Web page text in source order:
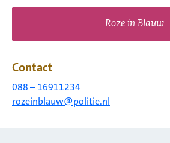
Roze in Blauw
Contact
088 – 16911234
rozeinblauw@politie.nl